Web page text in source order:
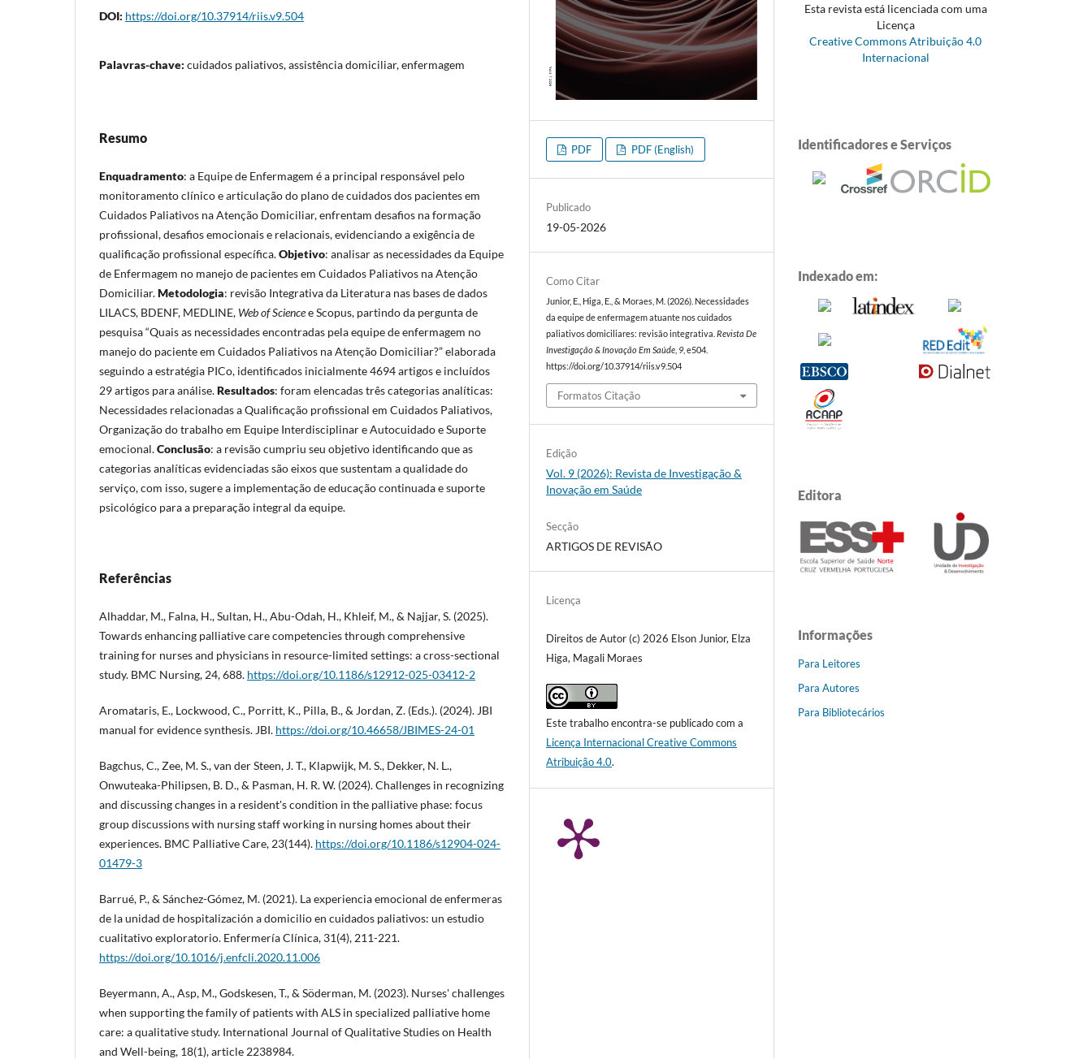
DOI: https://doi.org/10.37914/riis.v9.504
Palavras-chave: cuidados paliativos, assistência domiciliar, enfermagem
Resumo
Enquadramento: a Equipe de Enfermagem é a principal responsável pelo
monitoramento clínico e articulação do plano de cuidados dos pacientes em
Cuidados Paliativos na Atenção Domiciliar, enfrentam desafios na formação
profissional, desafios emocionais e relacionais, evidenciando a exigência de
qualificação profissional específica.Objetivo: analisar as necessidades da Equipe
de Enfermagem no manejo de pacientes em Cuidados Paliativos na Atenção
Domiciliar.Metodologia: revisão Integrativa da Literatura nas bases de dados
LILACS, BDENF, MEDLINE, Web of Sciencee Scopus, partindo da pergunta de
pesquisa “Quais as necessidades encontradas pela equipe de enfermagem no
manejo do paciente em Cuidados Paliativos na Atenção Domiciliar?” elaborada
seguindo a estratégia PICo, identificados inicialmente 4694 artigos e incluídos
29 artigos para análise.Resultados: foram elencadas três categorias analíticas:
Necessidades relacionadas a Qualificação profissional em Cuidados Paliativos,
Organização do trabalho em Equipe Interdisciplinar e Autocuidado e Suporte
emocional.Conclusão: a revisão cumpriu seu objetivo identificando que as
categorias analíticas evidenciadas são eixos que sustentam a qualidade do
serviço, com isso, sugere a implementação de educação continuada e suporte
psicológico para a preparação integral da equipe.
Referências
Alhaddar, M., Falna, H., Sultan, H., Abu-Odah, H., Khleif, M., & Najjar, S. (2025).
Towards enhancing palliative care competencies through comprehensive
training for nurses and physicians in resource-limited settings: a cross-sectional
study. BMC Nursing, 24, 688. https://doi.org/10.1186/s12912-025-03412-2
Aromataris, E., Lockwood, C., Porritt, K., Pilla, B., & Jordan, Z. (Eds.). (2024). JBI
manual for evidence synthesis. JBI. https://doi.org/10.46658/JBIMES-24-01
Bagchus, C., Zee, M. S., van der Steen, J. T., Klapwijk, M. S., Dekker, N. L.,
Onwuteaka-Philipsen, B. D., & Pasman, H. R. W. (2024). Challenges in recognizing
and discussing changes in a resident's condition in the palliative phase: focus
group discussions with nursing staff working in nursing homes about their
experiences. BMC Palliative Care, 23(144). https://doi.org/10.1186/s12904-024-
01479-3
Barrué, P., & Sánchez-Gómez, M. (2021). La experiencia emocional de enfermeras
de la unidad de hospitalización a domicilio en cuidados paliativos: un estudio
cualitativo exploratorio. Enfermería Clínica, 31(4), 211-221.
https://doi.org/10.1016/j.enfcli.2020.11.006
Beyermann, A., Asp, M., Godskesen, T., & Söderman, M. (2023). Nurses' challenges
when supporting the family of patients with ALS in specialized palliative home
care: a qualitative study. International Journal of Qualitative Studies on Health
and Well-being, 18(1), article 2238984.
PDF PDF (English)
Publicado
19-05-2026
Como Citar
Junior, E., Higa, E., & Moraes, M. (2026). Necessidades
da equipe de enfermagem atuante nos cuidados
paliativos domiciliares: revisão integrativa.Revista De
Investigação & Inovação Em Saúde 9, e504.
https://doi.org/10.37914/riis.v9.504
Formatos Citação
Edição
Vol. 9 (2026): Revista de Investigação &
Inovação em Saúde
Secção
ARTIGOS DE REVISÃO
Licença
Direitos de Autor (c) 2026 Elson Junior, Elza
Higa, Magali Moraes
Este trabalho encontra-se publicado com a
Licença Internacional Creative Commons
Atribuição 4.0.
Esta revista está licenciada com uma
Licença
Creative Commons Atribuição 4.0
Internacional
Identificadores e Serviços
Indexado em:
Editora
Informações
Para Leitores
Para Autores
Para Bibliotecários